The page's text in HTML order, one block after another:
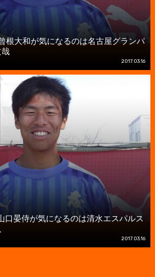
根大和が気になるのは名古屋グランパ
2017.03.16
口晏侍が気になるのは清水エスパルス
2017.03.16